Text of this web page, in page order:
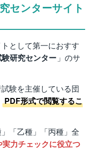
センターサイト
として第一におすす
研究センター 」のサ
験を主催している団
PDF形式で閲覧するこ
「乙種」「丙種」全
実力チェックに役立つ